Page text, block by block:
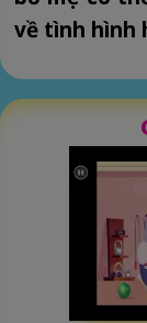
về tình hình